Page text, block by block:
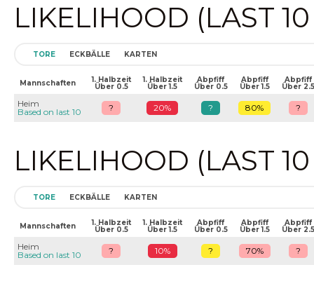
LIKELIHOOD (LAST
TORE ECKBÄLLE KARTEN
Mannschaften 1. Halbzeit
Über 0.5
1. Halbzeit
Über 1.5
Abpfiff
Über 0.5
Abpfiff
Über 1.5
Abpfiff
Über 2.5
Heim
Based on last 10
? 20% ? 80% ?
LIKELIHOOD (LAST
TORE ECKBÄLLE KARTEN
Mannschaften 1. Halbzeit
Über 0.5
1. Halbzeit
Über 1.5
Abpfiff
Über 0.5
Abpfiff
Über 1.5
Abpfiff
Über 2.5
Heim
Based on last 10
? 10% ? 70% ?